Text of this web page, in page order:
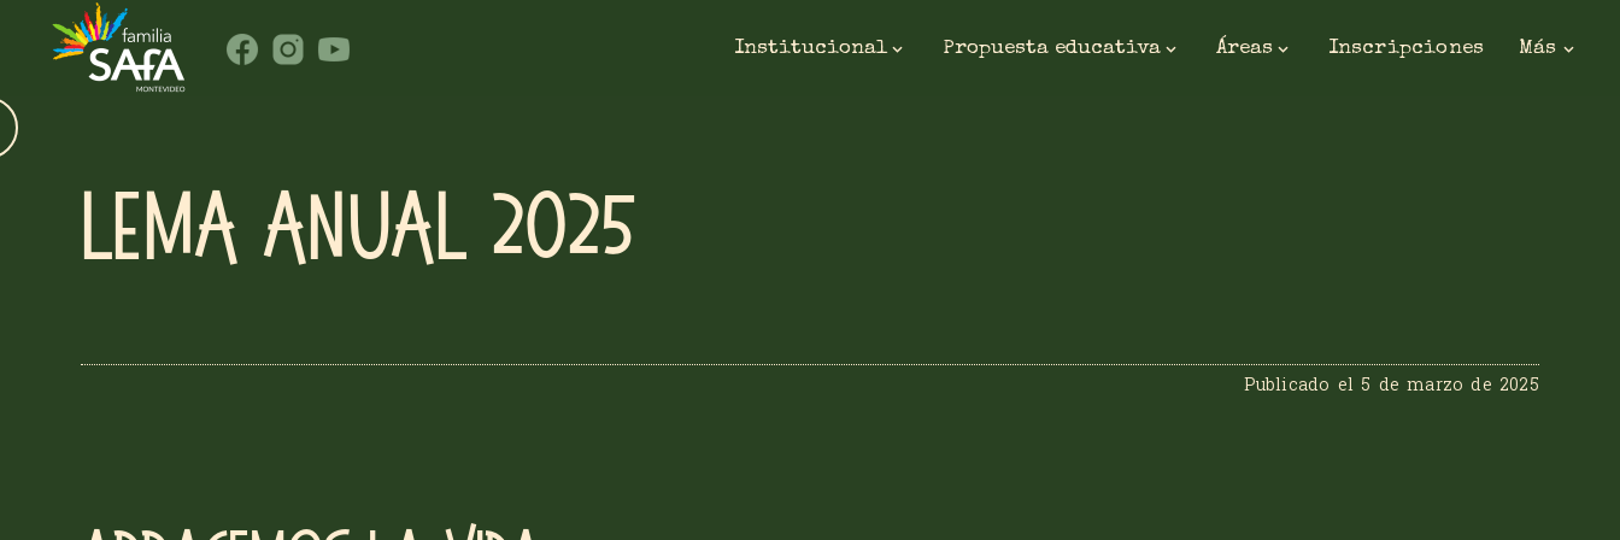
Institucional Propuesta educativa Áreas Inscripciones Más
Lema anual 2025
Publicado el 5 de marzo de 2025